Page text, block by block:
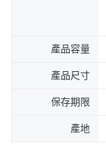
產品容量
產品尺寸
保存期限
產地